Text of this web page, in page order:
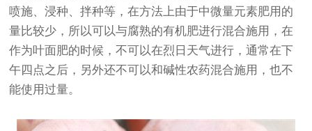
喷施、浸种、拌种等，在方法上由于中微量元素肥用的
量比较少，所以可以与腐熟的有机肥进行混合施用，在
作为叶面肥的时候，不可以在烈日天气进行，通常在下
午四点之后，另外还不可以和碱性农药混合施用，也不
能使用过量。